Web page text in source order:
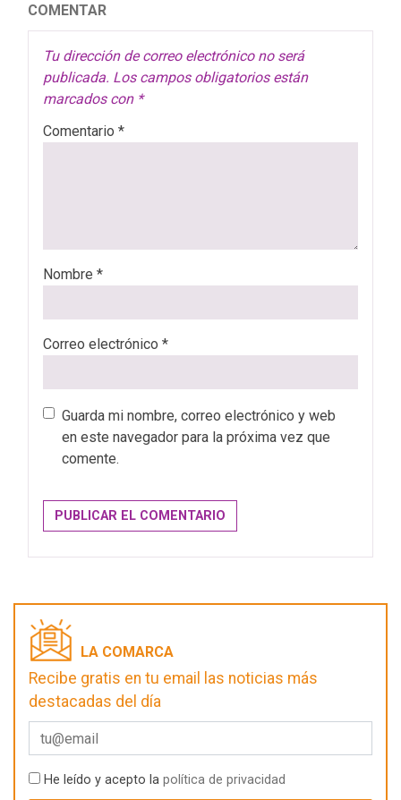
COMENTAR
Tu dirección de correo electrónico no será
publicada. Los campos obligatorios están
marcados con *
Comentario *
Nombre *
Correo electrónico *
Guarda mi nombre, correo electrónico y web
en este navegador para la próxima vez que
comente.
LA COMARCA
Recibe gratis en tu email las noticias más
destacadas del día
He leído y acepto la política de privacidad